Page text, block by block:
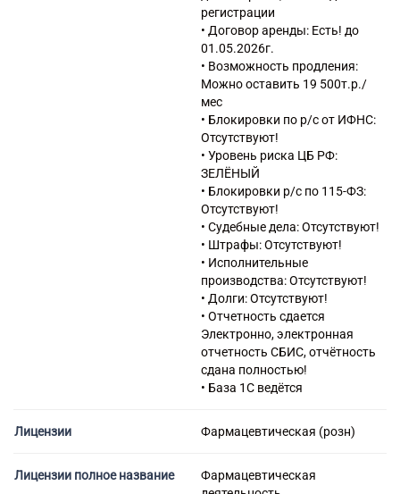
применяемыми в
медицинских целях
47.74 Торговля розничная
изделиями, применяемыми в
медицинских целях,
ортопедическими изделиями в
специализированных
магазинах
47.91.2 Торговля розничная,
осуществляемая
непосредственно при помощи
информационно-
коммуникационной сети
Интернет
53.20.3 Деятельность
курьерская
66.19.6 Деятельность по
приему платежей физических
лиц платежными агентами
66.19.62 Деятельность
платежных субагентов по
приему платежей физических
упаковыванию товаров
регистрации
• Договор аренды: Есть! до
01.05.2026г.
• Возможность продления:
Можно оставить 19 500т.р./
мес
• Блокировки по р/с от ИФНС:
Отсутствуют!
• Уровень риска ЦБ РФ:
ЗЕЛЁНЫЙ
• Блокировки р/с по 115-ФЗ:
Отсутствуют!
• Судебные дела: Отсутствуют!
• Штрафы: Отсутствуют!
• Исполнительные
производства: Отсутствуют!
• Долги: Отсутствуют!
• Отчетность сдается
Электронно, электронная
отчетность СБИС, отчётность
сдана полностью!
• База 1С ведётся
Лицензии Фармацевтическая (розн)
Лицензии полное название
Фармацевтическая